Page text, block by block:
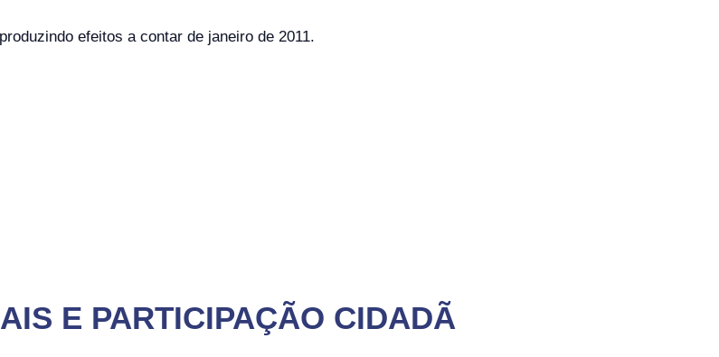
efeitos a contar de janeiro de 2011.
E PARTICIPAÇÃO CIDADÃ